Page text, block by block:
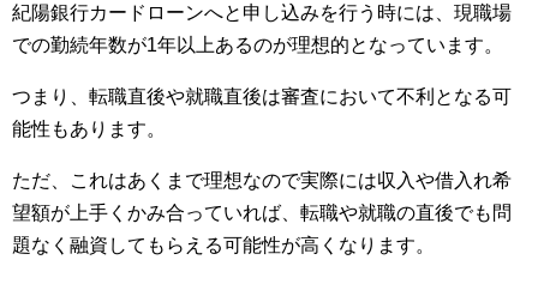
紀陽銀行カードローンへと申し込みを行う時には、現職場
での勤続年数が1年以上あるのが理想的となっています。
つまり、転職直後や就職直後は審査において不利となる可
能性もあります。
ただ、これはあくまで理想なので実際には収入や借入れ希
望額が上手くかみ合っていれば、転職や就職の直後でも問
題なく融資してもらえる可能性が高くなります。